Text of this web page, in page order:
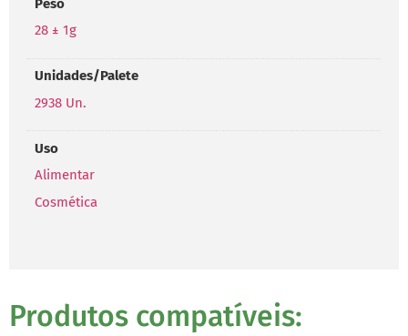
Peso
28 ± 1g
Unidades/Palete
2938 Un.
Uso
Alimentar
Cosmética
Produtos compatíveis: